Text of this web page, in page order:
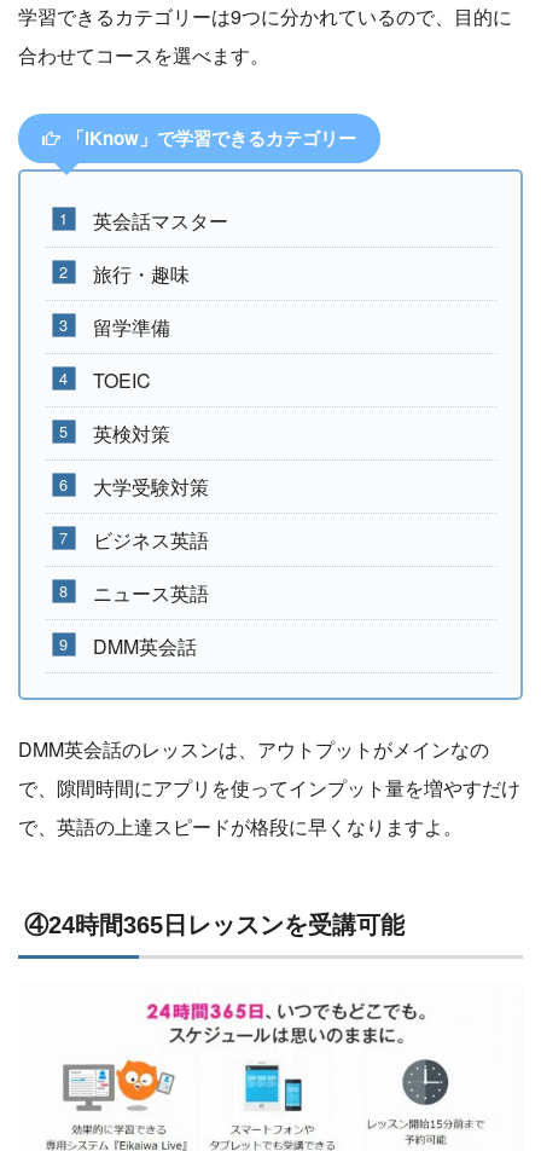
学習できるカテゴリーは9つに分かれているので、目的に
合わせてコースを選べます。
「iKnow」で学習できるカテゴリー
英会話マスター
旅行・趣味
留学準備
TOEIC
英検対策
大学受験対策
ビジネス英語
ニュース英語
DMM英会話
DMM英会話のレッスンは、アウトプットがメインなの
で、隙間時間にアプリを使ってインプット量を増やすだけ
で、英語の上達スピードが格段に早くなりますよ。
④24時間365日レッスンを受講可能